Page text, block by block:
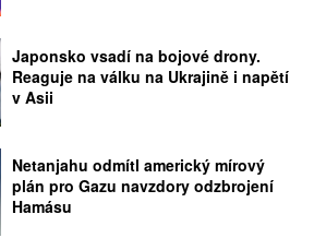
Japonsko vsadí na bojové drony.
Reaguje na válku na Ukrajině i napětí
v Asii
Netanjahu odmítl americký mírový
plán pro Gazu navzdory odzbrojení
Hamásu